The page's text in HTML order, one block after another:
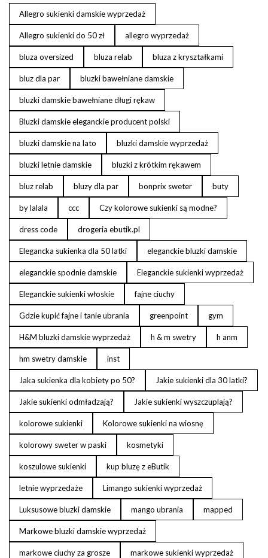
Allegro sukienki damskie wyprzedaż
Allegro sukienki do 50 zł allegro wyprzedaż
bluza oversized bluza relab bluza z kryształkami
bluz dla par bluzki bawełniane damskie
bluzki damskie bawełniane długi rękaw
Bluzki damskie eleganckie producent polski
bluzki damskie na lato bluzki damskie wyprzedaż
bluzki letnie damskie bluzki z krótkim rękawem
bluz relab bluzy dla par bonprix sweter buty
by lalala ccc Czy kolorowe sukienki są modne?
dress code drogeria ebutik.pl
Elegancka sukienka dla 50 latki eleganckie bluzki damskie
eleganckie spodnie damskie Eleganckie sukienki wyprzedaż
Eleganckie sukienki włoskie fajne ciuchy
Gdzie kupić fajne i tanie ubrania greenpoint gym
H&M bluzki damskie wyprzedaż h & m swetry h anm
hm swetry damskie inst
Jaka sukienka dla kobiety po 50? Jakie sukienki dla 30 latki?
Jakie sukienki odmładzają? Jakie sukienki wyszczuplają?
kolorowe sukienki Kolorowe sukienki na wiosnę
kolorowy sweter w paski kosmetyki
koszulowe sukienki kup bluzę z eButik
letnie wyprzedaże Limango sukienki wyprzedaż
Luksusowe bluzki damskie mango ubrania mapped
Markowe bluzki damskie wyprzedaż
markowe ciuchy za grosze markowe sukienki wyprzedaż